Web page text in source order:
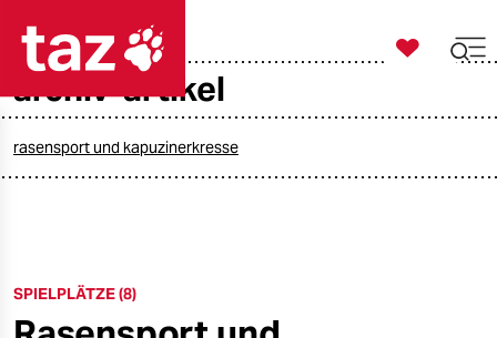
taz zahl ich
öko

taz zahl ich
archiv-artikel
rasensport und kapuzinerkresse
SPIELPLÄTZE (8)